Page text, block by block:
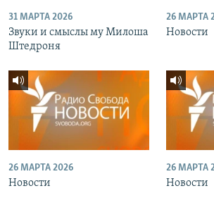
31 МАРТА 2026
Звуки и смыслы му Милоша
Штедроня
26 МАРТА
Новости
26 МАРТА 2026
Новости
26 МАРТА
Новости